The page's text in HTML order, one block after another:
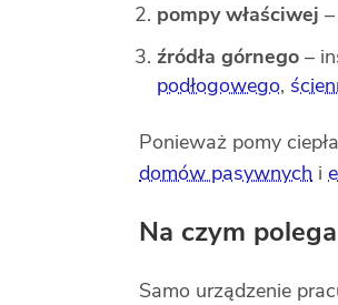
pompy właściwej
źródła górnego –
podłogowego,
Ponieważ pomy
domów pasywnych i
Na czym
Samo urządzenie